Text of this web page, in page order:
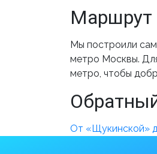
Маршрут
Мы построили
метро Москвы.
метро, чтобы
От «Щукинской»